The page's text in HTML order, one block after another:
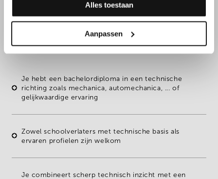
Alles toestaan
Aanpassen
Daarnaast overtuig je met
jouw kennen & kunnen
Je hebt een bachelordiploma in een technische
richting zoals mechanica, automechanica, ... of
gelijkwaardige ervaring
Zowel schoolverlaters met technische basis als
ervaren profielen zijn welkom
Je combineert scherp technisch inzicht met een